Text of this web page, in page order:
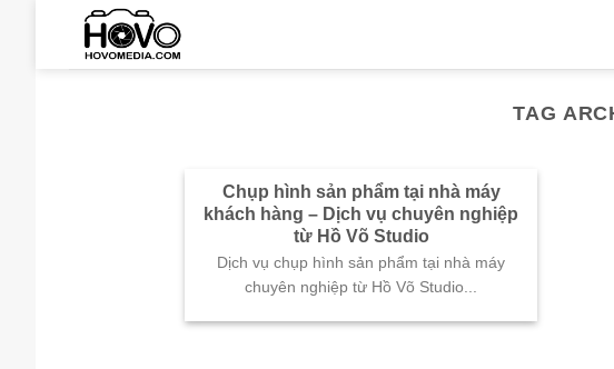
content
TAG
Chụp hình sản phẩm tại nhà máy
khách hàng – Dịch vụ chuyên nghiệp
từ Hồ Võ Studio
Dịch vụ chụp hình sản phẩm tại nhà máy
chuyên nghiệp từ Hồ Võ Studio...